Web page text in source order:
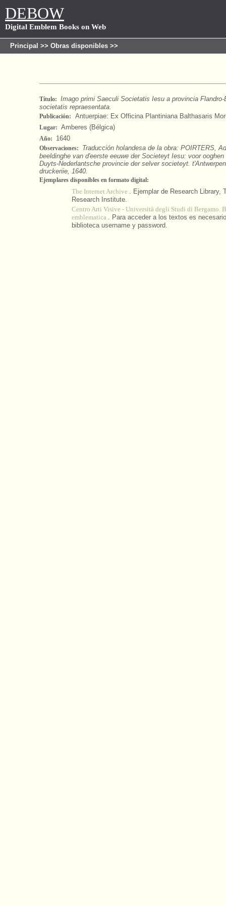
DEBOW
Digital Emblem Books on Web
Principal >> Obras disponibles >>
Título: Imago primi Saeculi Societatis Iesu a provincia
societatis repraesentata.
Publicación: Antuerpiae: Ex Officina Plantiniana Balthasaris
Lugar: Amberes (Bélgica)
Año: 1640
Observaciones:
Traducción holandesa de la obra: POIRTERS,
beeldinghe van d'eerste eeuwe der Societeyt Iesu: voor
Duyts-Nederlantsche provincie der selver societeyt.
druckeriie, 1640.
Ejemplares disponibles en formato digital:
The Internet Archive . Ejemplar de Research Library,
Research Institute.
Centro Arti Visive - Università degli Studi di Bergamo.
emblematica . Para acceder a los textos es
biblioteca username y password.